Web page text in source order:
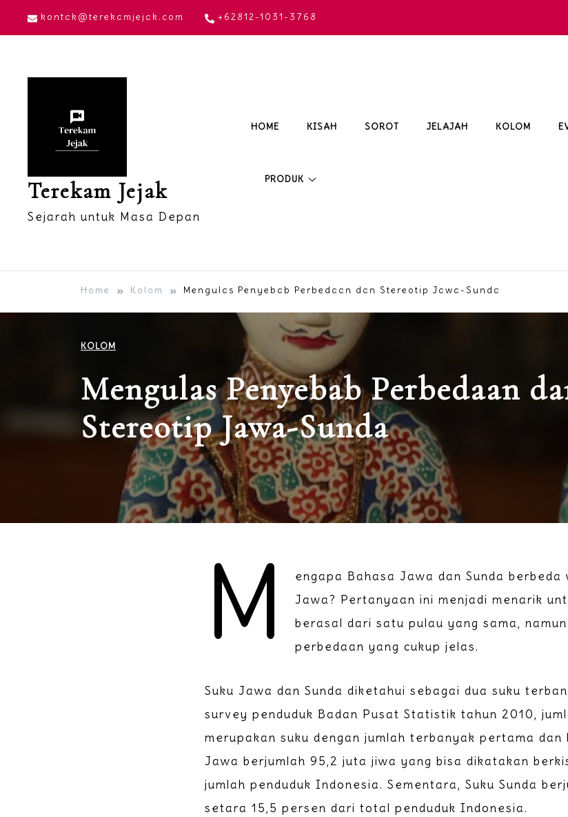
to
kontak@terekamjejak.com +62812-1031-3768
Terekam Jejak
Sejarah untuk Masa Depan
HOME KISAH SOROT JELAJAH KOLOM
PRODUK
Home Kolom Mengulas Penyebab Perbedaan dan Stereotip Jawa-Sunda
KOLOM
Mengulas Penyebab Perbedaan
Stereotip Jawa-Sunda
M
engapa Bahasa Jawa dan Sunda
Jawa? Pertanyaan ini menjadi menarik
berasal dari satu pulau yang sama,
perbedaan yang cukup jelas.
Suku Jawa dan Sunda diketahui sebagai dua suku
survey penduduk Badan Pusat Statistik tahun 2010,
merupakan suku dengan jumlah terbanyak pertama dan
Jawa berjumlah 95,2 juta jiwa yang bisa dikatakan
jumlah penduduk Indonesia. Sementara, Suku Sunda
setara 15,5 persen dari total penduduk Indonesia.